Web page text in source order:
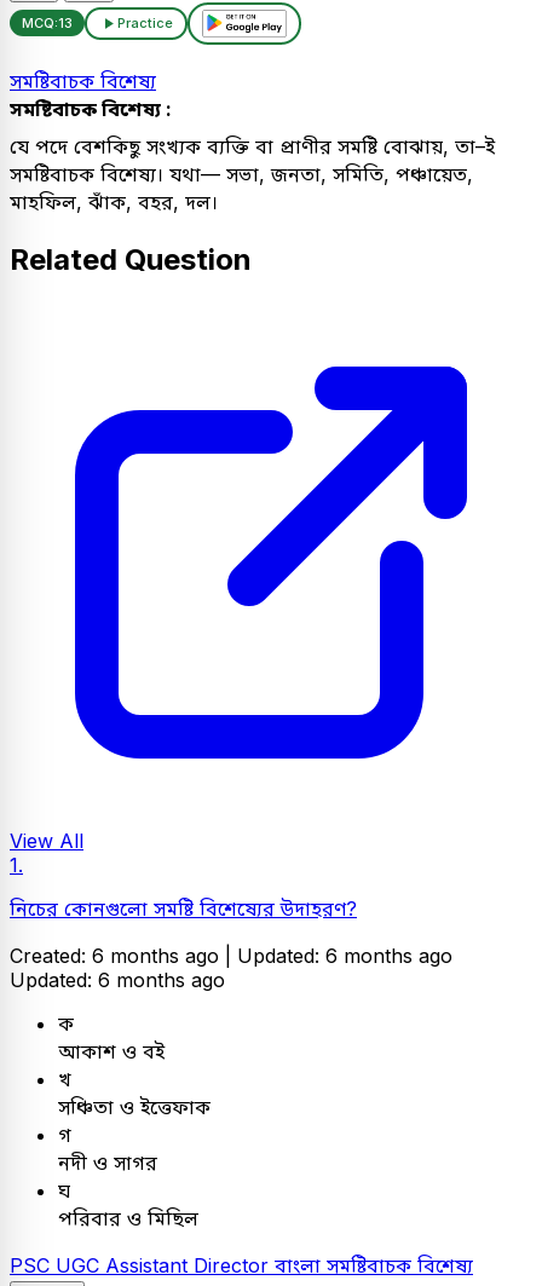
MCQ:13 Practice
সমষ্টিবাচক বিশেষ্য
সমষ্টিবাচক বিশেষ্য :
যে পদে বেশকিছু সংখ্যক ব্যক্তি বা প্রাণীর সমষ্টি বোঝায়, তা–ই
সমষ্টিবাচক বিশেষ্য। যথা— সভা, জনতা, সমিতি, পঞ্চায়েত,
মাহফিল, ঝাঁক, বহর, দল।
Related Question
View All
1.
নিচের কোনগুলো সমষ্টি বিশেষ্যের উদাহরণ?
Created: 6 months ago | Updated: 6 months ago
Updated: 6 months ago
ক
আকাশ ও বই
খ
সঞ্চিতা ও ইত্তেফাক
গ
নদী ও সাগর
ঘ
পরিবার ও মিছিল
PSC UGC Assistant Director বাংলা সমষ্টিবাচক বিশেষ্য